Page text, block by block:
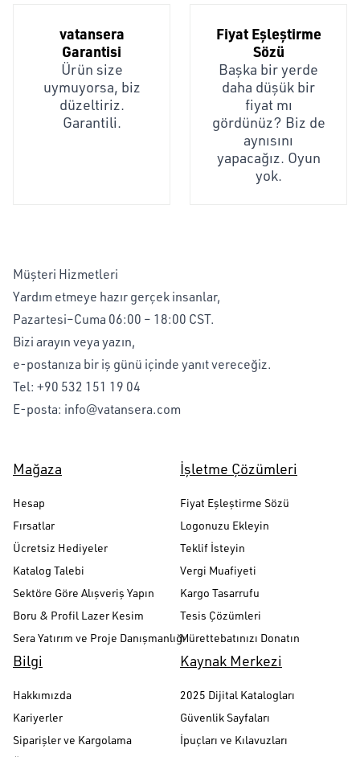
vatansera
Garantisi
Ürün size
uymuyorsa, biz
düzeltiriz.
Garantili.
Fiyat Eşleştirme
Sözü
Başka bir yerde
daha düşük bir
fiyat mı
gördünüz? Biz de
aynısını
yapacağız. Oyun
yok.
Müşteri Hizmetleri
Yardım etmeye hazır gerçek insanlar,
Pazartesi–Cuma 06:00 – 18:00 CST.
Bizi arayın veya yazın,
e-postanıza bir iş günü içinde yanıt vereceğiz.
Tel: +90 532 151 19 04
E-posta: info@vatansera.com
Mağaza
Hesap
Fırsatlar
Ücretsiz Hediyeler
Katalog Talebi
Sektöre Göre Alışveriş Yapın
Boru & Profil Lazer Kesim
Sera Yatırım ve Proje Danışmanlığı
İşletme Çözümleri
Fiyat Eşleştirme Sözü
Logonuzu Ekleyin
Teklif İsteyin
Vergi Muafiyeti
Kargo Tasarrufu
Tesis Çözümleri
Mürettebatınızı Donatın
Bilgi
Hakkımızda
Kariyerler
Siparişler ve Kargolama
Kaynak Merkezi
2025 Dijital Katalogları
Güvenlik Sayfaları
İpuçları ve Kılavuzları